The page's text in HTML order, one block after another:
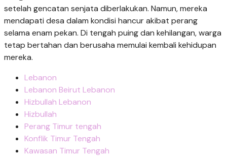
setelah gencatan senjata diberlakukan. Namun, mereka
mendapati desa dalam kondisi hancur akibat perang
selama enam pekan. Di tengah puing dan kehilangan, warga
tetap bertahan dan berusaha memulai kembali kehidupan
mereka.
Lebanon
Lebanon Beirut Lebanon
Hizbullah Lebanon
Hizbullah
Perang Timur tengah
Konflik Timur Tengah
Kawasan Timur Tengah